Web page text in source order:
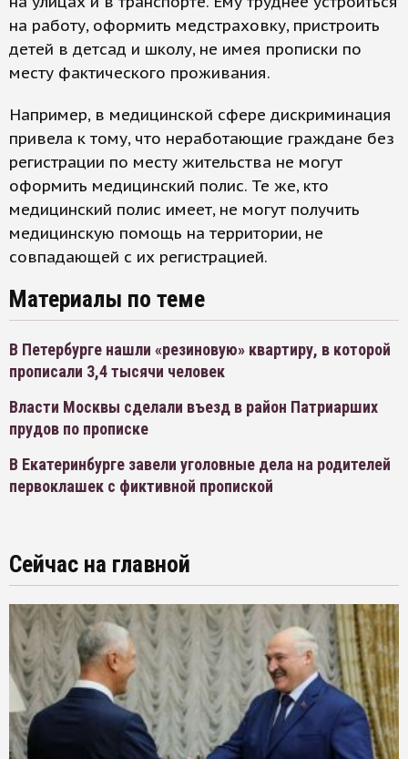
на работу, оформить медстраховку, пристроить
детей в детсад и школу, не имея прописки по
месту фактического проживания.
Например, в медицинской сфере дискриминация
привела к тому, что неработающие граждане без
регистрации по месту жительства не могут
оформить медицинский полис. Те же, кто
медицинский полис имеет, не могут получить
медицинскую помощь на территории, не
совпадающей с их регистрацией.
Материалы по теме
В Петербурге нашли «резиновую» квартиру, в которой
прописали 3,4 тысячи человек
Власти Москвы сделали въезд в район Патриарших
прудов по прописке
В Екатеринбурге завели уголовные дела на родителей
первоклашек с фиктивной пропиской
Сейчас на главной